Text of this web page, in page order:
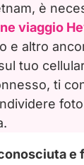
è
viaggio
e altro
tuo
ti